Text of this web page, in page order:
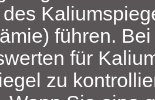
führen.
für
zu